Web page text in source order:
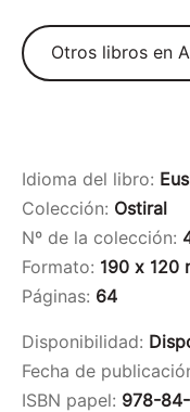
Otros libros en
Idioma del libro:
Colección: Ostiral
Nº de la colección:
Formato: 190 x 120
Páginas: 64
Disponibilidad:
Fecha de
ISBN papel: 978-